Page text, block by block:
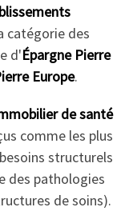
catégorie des
d'Épargne Pierre
Europe.
de santé
comme les plus
structurels
des pathologies
de soins).